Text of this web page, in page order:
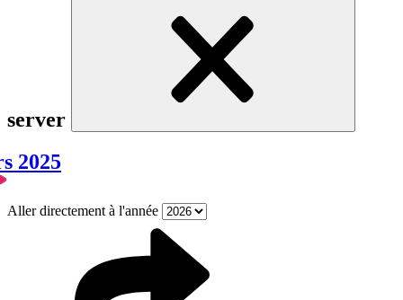
server
2025
Aller directement à l'année